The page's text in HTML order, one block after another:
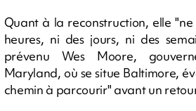
Quant à la reconstruction, elle
heures, ni des jours, ni des
prévenu Wes Moore,
Maryland, où se situe Baltimore,
chemin à parcourir" avant un